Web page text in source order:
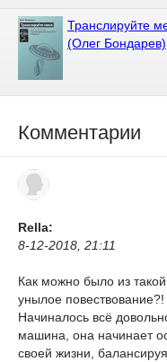
Транслируйте
(Олег Бондарев)
Комментарии
Rella:
8-12-2018, 21:11
Как можно было из
унылое повествование?!
Начиналось всё
машина, она начинает
своей жизни,